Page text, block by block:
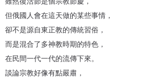
但俄國人會在這天做的某些事情，
卻不是源自東正教的傳統習俗，
而是混合了多神教時期的特色，
在民間一代一代的流傳下來。
談論宗教好像有點嚴肅，